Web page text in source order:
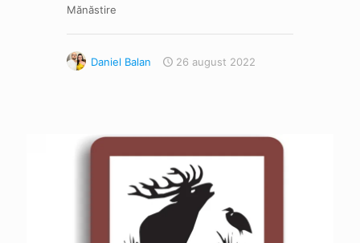
Mănăstire
Daniel Balan 26 august 2022